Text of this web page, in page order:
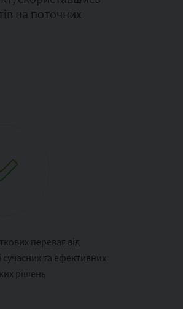
на поточних
переваг від
сучасних та ефективних
рішень